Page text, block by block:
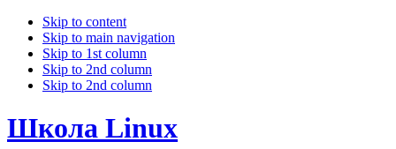
Skip to content
Skip to main navigation
Skip to 1st column
Skip to 2nd column
Skip to 2nd column
Школа Linux